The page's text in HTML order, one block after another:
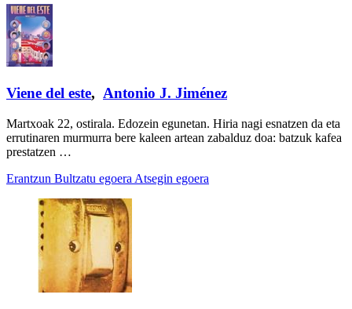
Viene del este, Antonio J. Jiménez
Martxoak 22, ostirala. Edozein egunetan. Hiria nagi esnatzen da eta
errutinaren murmurra bere kaleen artean zabalduz doa: batzuk kafea
prestatzen …
Erantzun Bultzatu egoera Atsegin egoera